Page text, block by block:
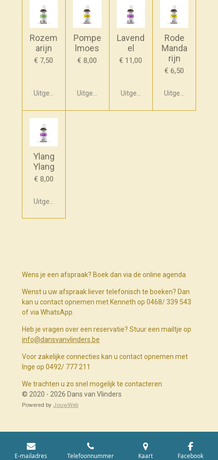
Rozem
arijn
€ 7,50
Uitgeschakeld
Pompe
lmoes
€ 8,00
Uitgeschakeld
Lavend
el
€ 11,00
Uitgeschakeld
Rode
Manda
rijn
€ 6,50
Uitgeschakeld
Ylang
Ylang
€ 8,00
Uitgeschakeld
Wens je een afspraak? Boek dan via de online agenda
Wenst u uw afspraak liever telefonisch te boeken? Dan
kan u contact opnemen met Kenneth op 0468/ 339 543
of via WhatsApp.
Heb je vragen over een reservatie? Stuur een mailtje op
info@dansvanvlinders.be
Voor zakelijke connecties kan u contact opnemen met
Inge op 0492/ 777 211
We trachten u zo snel mogelijk te contacteren
© 2020 - 2026 Dans van Vlinders
Powered by JouwWeb
E-mailadres Telefoonnummer Kaart Facebook